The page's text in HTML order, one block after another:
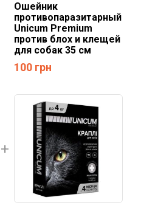
Ошейник
противопаразитарный
Unicum Premium
против блох и клещей
для собак 35 см
100 грн